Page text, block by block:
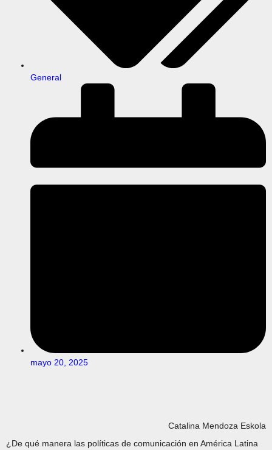
General
mayo 20, 2025
Catalina Mendoza Eskola
¿De qué manera las políticas de comunicación en América Latina